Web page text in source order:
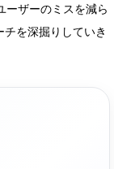
ーザーのミスを減ら
を深掘りしていき